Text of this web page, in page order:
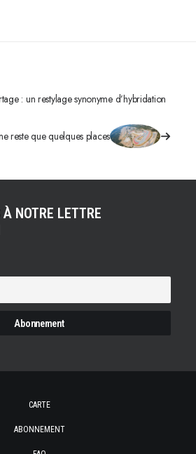
: un restylage synonyme d’hybridation
reste que quelques places
NOTRE LETTRE
CARTE
ABONNEMENT